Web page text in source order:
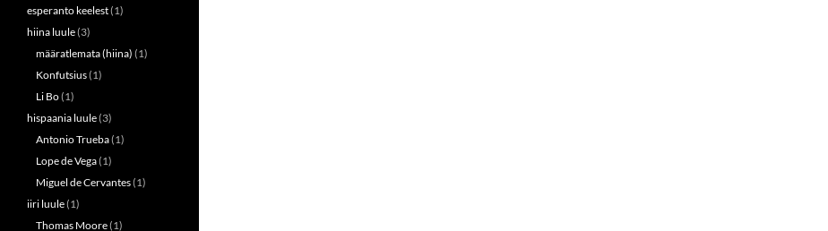
esperanto keelest(1)
hiina luule(3)
määratlemata (hiina) (1)
Konfutsius(1)
Li Bo(1)
hispaania luule(3)
Antonio Trueba(1)
Lope de Vega(1)
Miguel de Cervantes(1)
iiri luule(1)
Thomas Moore(1)